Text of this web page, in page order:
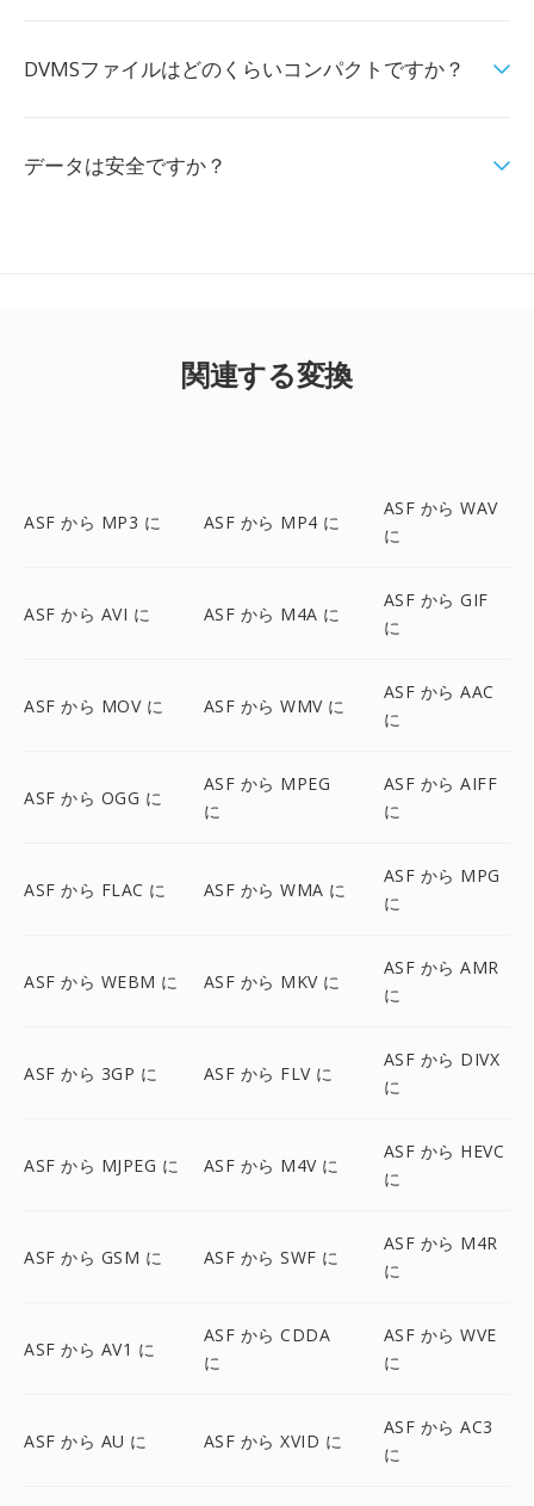
DVMSファイルはどのくらいコンパクトですか？
データは安全ですか？
関連する変換
ASF から MP3 に ASF から MP4 に
ASF から WAV
に
ASF から AVI に ASF から M4A に
ASF から GIF
に
ASF から MOV に ASF から WMV に
ASF から AAC
に
ASF から OGG に
ASF から MPEG
に
ASF から AIFF
に
ASF から FLAC に ASF から WMA に
ASF から MPG
に
ASF から WEBM に ASF から MKV に
ASF から AMR
に
ASF から 3GP に ASF から FLV に
ASF から DIVX
に
ASF から MJPEG に ASF から M4V に
ASF から HEVC
に
ASF から GSM に ASF から SWF に
ASF から M4R
に
ASF から AV1 に
ASF から CDDA
に
ASF から WVE
に
ASF から AU に ASF から XVID に
ASF から AC3
に